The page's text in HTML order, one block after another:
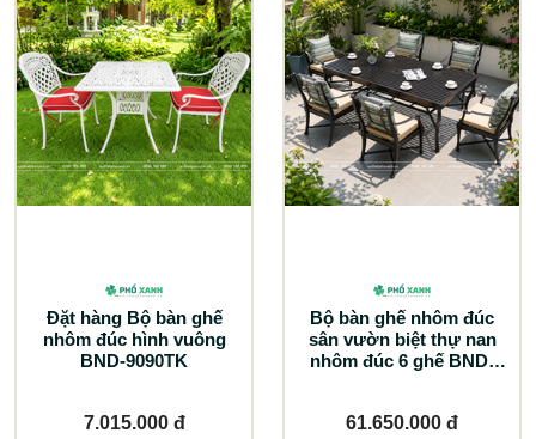
Đặt hàng Bộ bàn ghế
nhôm đúc hình vuông
BND-9090TK
7.015.000 đ
Bộ bàn ghế nhôm đúc
sân vườn biệt thự nan
nhôm đúc 6 ghế BND-
61.650.000 đ